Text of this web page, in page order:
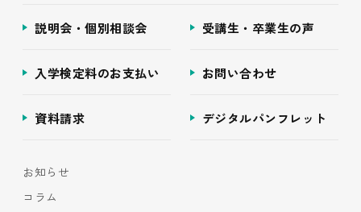
説明会・個別相談会 受講生・卒業生の声
入学検定料のお支払い お問い合わせ
資料請求 デジタルパンフレット
お知らせ
コラム